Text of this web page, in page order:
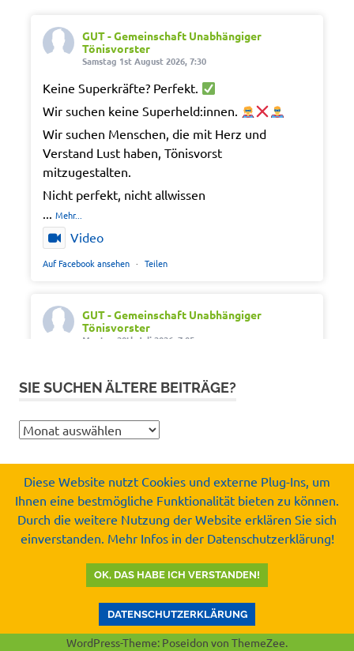
GUT - Gemeinschaft Unabhängiger
Tönisvorster
Samstag 1st August 2026, 7:30
Keine Superkräfte? Perfekt.
Wir suchen keine Superheld:innen.
Wir suchen Menschen, die mit Herz und
Verstand Lust haben, Tönisvorst
mitzugestalten.
Nicht perfekt, nicht allwissen
... Mehr...
Video
Auf Facebook ansehen · Teilen
GUT - Gemeinschaft Unabhängiger
Tönisvorster
Montag 20th Juli 2026, 7:05
Wir wünschen schöne Ferien, Sonne und gute
#SommerferienNRW2026
#gemeinschaftunabhaengigertönisvorster
#tönisvorst
Video
GUT - Gemeinschaft Unabhängiger
Tönisvorster
Mittwoch 15th Juli 2026, 8:37
SIE SUCHEN ÄLTERE BEITRÄGE?
Sie
ältere
Beiträge?
Copyright by
Gemeinschaft Unabhängiger Tönisvorster e.V.
© 2008-2026
WordPress-Theme: Poseidon von ThemeZee.
Diese Website nutzt Cookies und externe Plug-Ins, um
Ihnen eine bestmögliche Funktionalität bieten zu können.
Durch die weitere Nutzung der Website erklären Sie sich
einverstanden. Mehr Infos in der Datenschutzerklärung!
OK, DAS HABE ICH VERSTANDEN!
DATENSCHUTZERKLÄRUNG